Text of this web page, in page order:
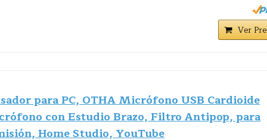
Ver
para PC, OTHA Micrófono USB Cardioide
con Estudio Brazo, Filtro Antipop, para
Home Studio, YouTube